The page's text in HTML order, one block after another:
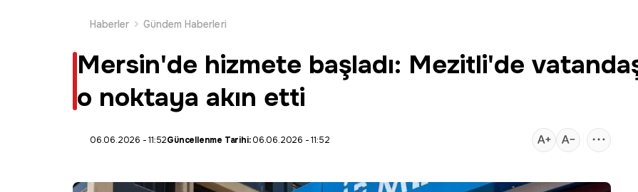
Haberler
Gündem Haberleri
Mersin'de hizmete başladı: Mezitli'de
o noktaya akın etti
06.06.2026 - 11:52Güncellenme Tarihi:06.06.2026 - 11:52